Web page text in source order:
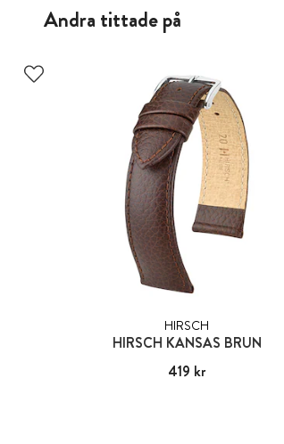
Andra tittade på
HIRSCH
HIRSCH KANSAS BRUN
Pris:419 kr
419 kr